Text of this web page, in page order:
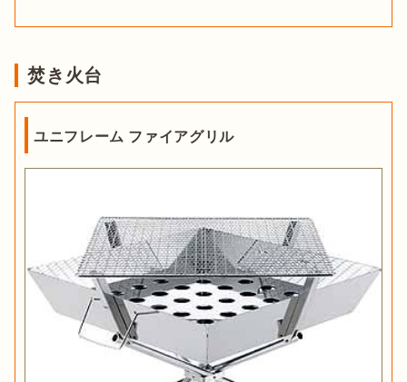
焚き火台
ユニフレーム ファイアグリル